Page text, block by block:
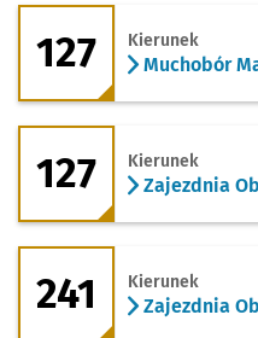
127 - kierunek
127 Kierunek
Muchobór
127 - kierunek
127 Kierunek
Zajezdnia
241 - kierunek
241 Kierunek
Zajezdnia